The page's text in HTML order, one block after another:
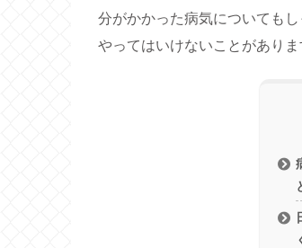
分がかかった病気についても
やってはいけないことがありま